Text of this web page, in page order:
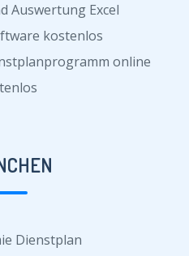
Auswertung Excel
kostenlos
online
Dienstplan